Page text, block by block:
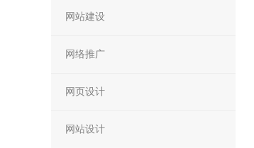
网站建设
网络推广
网页设计
网站设计